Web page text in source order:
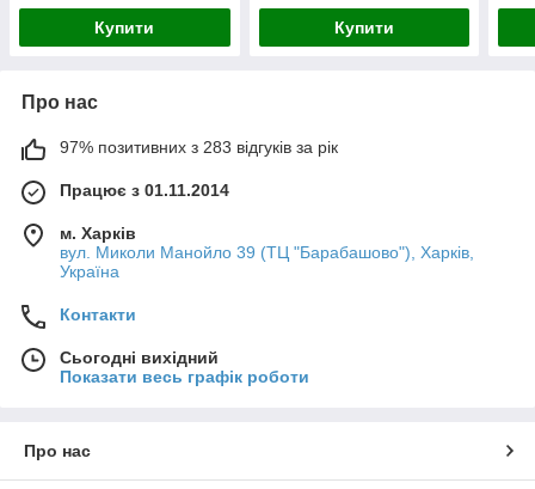
Купити Купити
Про нас
97% позитивних з 283 відгуків за рік
Працює з 01.11.2014
м. Харків
вул. Миколи Манойло 39 (ТЦ "Барабашово"), Харків,
Україна
Контакти
Сьогодні вихідний
Показати весь графік роботи
Про нас